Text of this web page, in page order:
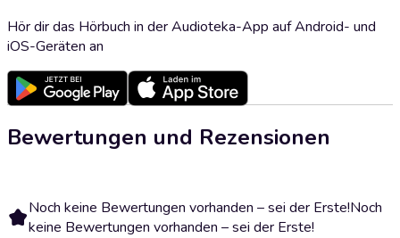
Hör dir das Hörbuch in der Audioteka-App auf Android- und
iOS-Geräten an
Bewertungen und Rezensionen
Noch keine Bewertungen vorhanden – sei der Erste!Noch
keine Bewertungen vorhanden – sei der Erste!